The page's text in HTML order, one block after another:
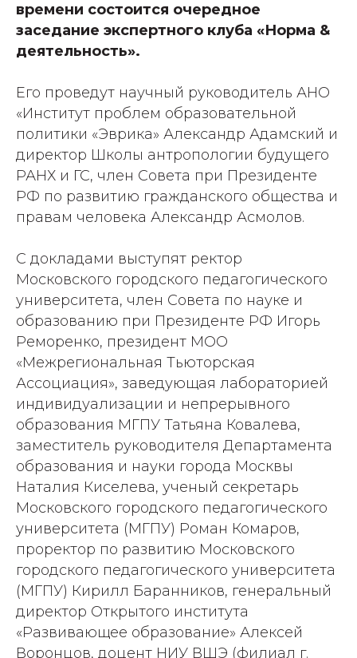
времени состоится очередное
заседание экспертного клуба «Норма &
деятельность».
Его проведут научный руководитель АНО
«Институт проблем образовательной
политики «Эврика» Александр Адамский и
директор Школы антропологии будущего
РАНХ и ГС, член Совета при Президенте
РФ по развитию гражданского общества и
правам человека Александр Асмолов.
C докладами выступят ректор
Московского городского педагогического
университета, член Совета по науке и
образованию при Президенте РФ Игорь
Реморенко, президент МОО
«Межрегиональная Тьюторская
Ассоциация», заведующая лабораторией
индивидуализации и непрерывного
образования МГПУ Татьяна Ковалева,
заместитель руководителя Департамента
образования и науки города Москвы
Наталия Киселева, ученый секретарь
Московского городского педагогического
университета (МГПУ) Роман Комаров,
проректор по развитию Московского
городского педагогического университета
(МГПУ) Кирилл Баранников, генеральный
директор Открытого института
«Развивающее образование» Алексей
Воронцов, доцент НИУ ВШЭ (филиал г.